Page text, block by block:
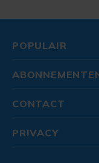
POPULAIR
CONTACT
PRIVACY